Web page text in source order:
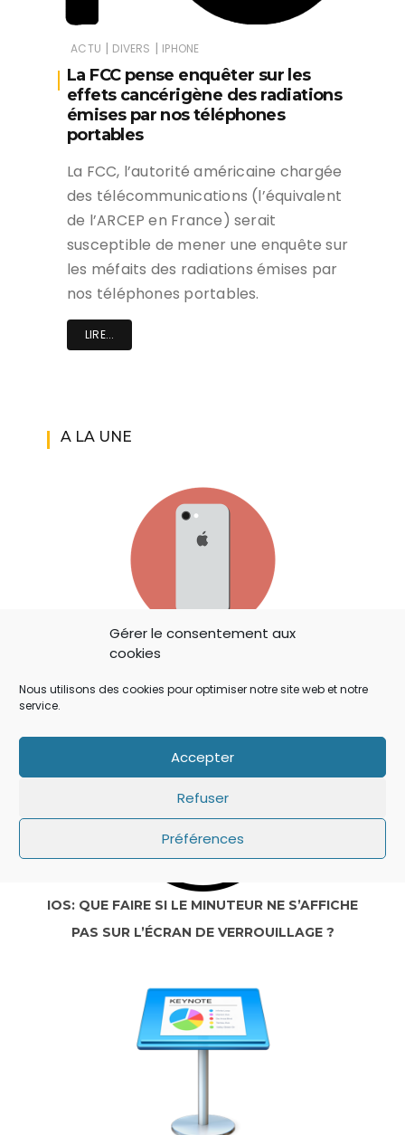
Gérer le consentement aux
cookies
Nous utilisons des cookies pour optimiser notre site web et notre
service.
Accepter
Refuser
Préférences
ACTU | DIVERS | IPHONE
La FCC pense enquêter sur les
effets cancérigène des radiations
émises par nos téléphones
portables
La FCC, l’autorité américaine chargée
des télécommunications (l’équivalent
de l’ARCEP en France) serait
susceptible de mener une enquête sur
les méfaits des radiations émises par
nos téléphones portables.
LIRE...
A LA UNE
IOS 14: APPLE A AJOUTÉ UN BOUTON
IOS: QUE FAIRE SI LE MINUTEUR NE S’AFFICHE
PAS SUR L’ÉCRAN DE VERROUILLAGE ?